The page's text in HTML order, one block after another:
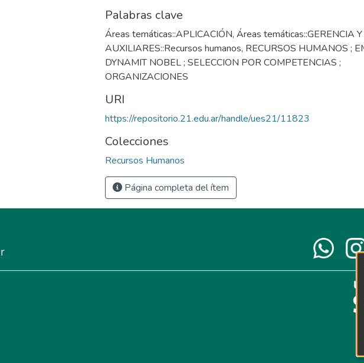
Palabras clave
Áreas temáticas::APLICACIÓN, Áreas temáticas::GERENCIA
AUXILIARES::Recursos humanos, RECURSOS HUMANOS ;
DYNAMIT NOBEL ; SELECCION POR COMPETENCIAS ;
ORGANIZACIONES
URI
https://repositorio.21.edu.ar/handle/ues21/11823
Colecciones
Recursos Humanos
Página completa del ítem